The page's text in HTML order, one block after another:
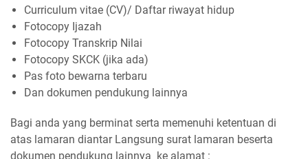
Curriculum vitae (CV)/ Daftar riwayat hidup
Fotocopy Ijazah
Fotocopy Transkrip Nilai
Fotocopy SKCK (jika ada)
Pas foto bewarna terbaru
Dan dokumen pendukung lainnya
Bagi anda yang berminat serta memenuhi ketentuan di
atas lamaran diantar Langsung surat lamaran beserta
dokumen pendukung lainnya ke alamat :